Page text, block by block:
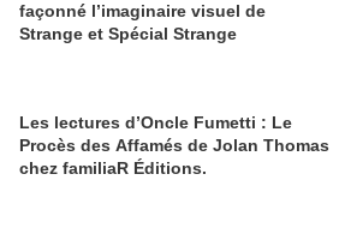
façonné l’imaginaire visuel de
Strange et Spécial Strange
Les lectures d’Oncle Fumetti : Le
Procès des Affamés de Jolan Thomas
chez familiaR Éditions.